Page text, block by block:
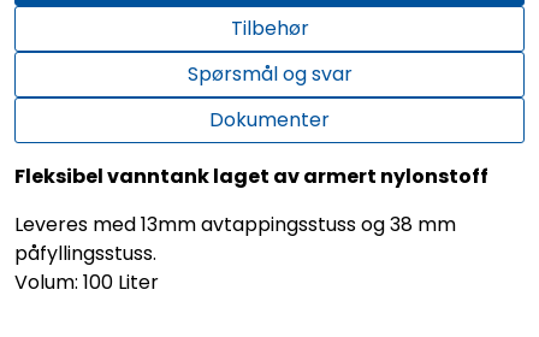
Tilbehør
Spørsmål og svar
Dokumenter
Fleksibel vanntank laget av armert nylonstoff
Leveres med 13mm avtappingsstuss og 38 mm
påfyllingsstuss.
Volum: 100 Liter